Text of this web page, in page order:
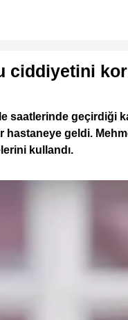
ciddiyetini
saatlerinde geçirdiği
hastaneye geldi.
kullandı.